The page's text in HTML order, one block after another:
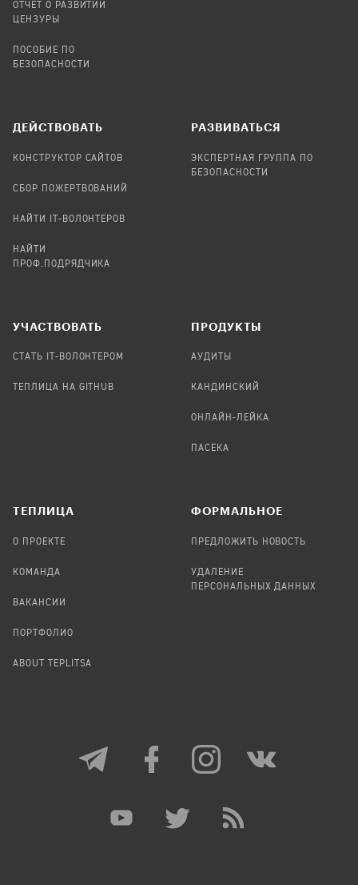
ОТЧЕТ О РАЗВИТИИ
ЦЕНЗУРЫ
ПОСОБИЕ ПО
БЕЗОПАСНОСТИ
ДЕЙСТВОВАТЬ
КОНСТРУКТОР САЙТОВ
СБОР ПОЖЕРТВОВАНИЙ
НАЙТИ IT-ВОЛОНТЕРОВ
НАЙТИ
ПРОФ.ПОДРЯДЧИКА
РАЗВИВАТЬСЯ
ЭКСПЕРТНАЯ ГРУППА ПО
БЕЗОПАСНОСТИ
УЧАСТВОВАТЬ
СТАТЬ IT-ВОЛОНТЕРОМ
ТЕПЛИЦА НА GITHUB
ПРОДУКТЫ
АУДИТЫ
КАНДИНСКИЙ
ОНЛАЙН-ЛЕЙКА
ПАСЕКА
TЕПЛИЦА
О ПРОЕКТЕ
КОМАНДА
ВАКАНСИИ
ПОРТФОЛИО
ABOUT TEPLITSA
ФОРМАЛЬНОЕ
ПРЕДЛОЖИТЬ НОВОСТЬ
УДАЛЕНИЕ
ПЕРСОНАЛЬНЫХ ДАННЫХ